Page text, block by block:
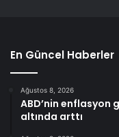
En Güncel Haberler
Ağustos 8, 2026
ABD’nin
altında arttı